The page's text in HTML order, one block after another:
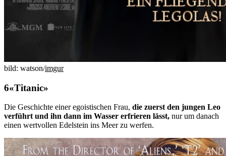
bild: watson/imgur
«Titanic»
Die Geschichte einer egoistischen Frau, die zuerst den jungen Leo
verführt und ihn dann im Wasser erfrieren lässt, nur um danach
einen wertvollen Edelstein ins Meer zu werfen.